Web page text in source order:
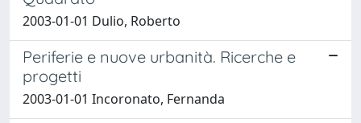
2003-01-01 Dulio, Roberto
Periferie e nuove urbanità. Ricerche e
progetti
2003-01-01 Incoronato, Fernanda